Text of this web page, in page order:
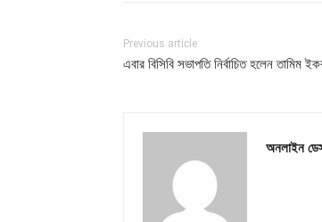
Previous article
এবার বিসিবি সভাপতি নির্বাচিত হলেন তামিম
অনলাইন